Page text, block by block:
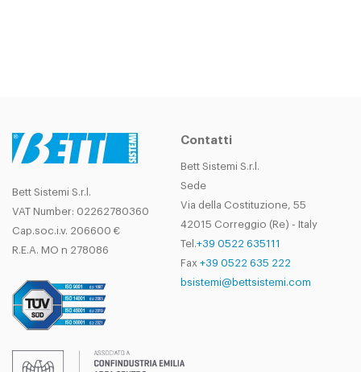
Bett Sistemi S.r.l.
VAT Number: 02262780360
Cap.soc.i.v. 206600 €
R.E.A. MO n 278086
Contatti
Bett Sistemi S.r.l.
Sede
Via della Costituzione, 55
42015 Correggio (Re) - Italy
Tel.+39 0522 635111
Fax +39 0522 635 222
bsistemi@bettsistemi.com